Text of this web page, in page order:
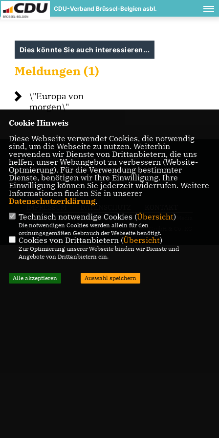
CDU-Verband Brüssel-Belgien asbl.
Dies könnte Sie auch interessieren...
Meldungen (1)
\"Europa von
morgen\"
Homepage der Christlich Demokratischen Union
Deutschlands - Verband Brüssel-Belgien
DATENSCHUTZ
© 2026 CDU-Verband Brüssel-
Belgien asbl.
Alle Rechte vorbehalten.
Realisation: Sharkness Media
Cookie Hinweis
Diese Webseite verwendet Cookies, die notwendig
sind, um die Webseite zu nutzen. Weiterhin
verwenden wir Dienste von Drittanbietern, die uns
helfen, unser Webangebot zu verbessern (Website-
Optmierung). Für die Verwendung bestimmter
Dienste, benötigen wir Ihre Einwilligung. Ihre
Einwilligung können Sie jederzeit widerrufen. Weitere
Informationen finden Sie in unserer
Datenschutzerklärung.
Technisch notwendige Cookies (Übersicht)
Die notwendigen Cookies werden allein für den
ordnungsgemäßen Gebrauch der Webseite benötigt.
Cookies von Drittanbietern (Übersicht)
Zur Optimierung unserer Webseite binden wir Dienste und
Angebote von Drittanbietern ein.
Alle akzeptieren Auswahl speichern